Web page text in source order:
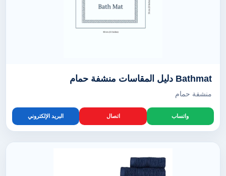
Bathmat دليل المقاسات منشفة حمام
منشفة حمام
واتساب اتصال البريد الإلكتروني